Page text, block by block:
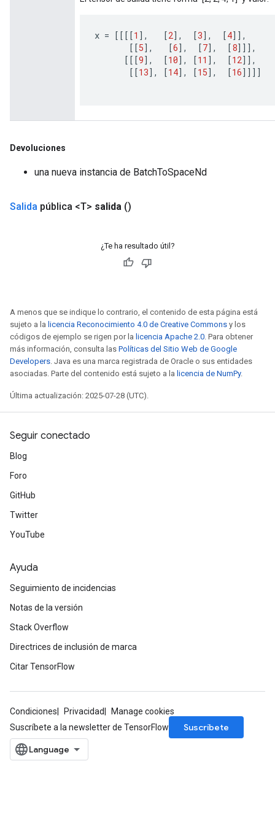
x = [[[[1 ] , [2] , [3] , [4]] ,
[[5] , [6] , [7] , [8]]] ,
[[[9] , [10] , [11 ] , [12]] ,
[[13] , [14] , [15] , [16]]]]
Devoluciones
una nueva instancia de BatchToSpaceNd
Salida pública <T> salida ()
¿Te ha resultado útil?
A menos que se indique lo contrario, el contenido de esta página está
sujeto a la licencia Reconocimiento 4.0 de Creative Commons y los
códigos de ejemplo se rigen por la licencia Apache 2.0. Para obtener
más información, consulta las Políticas del Sitio Web de Google
Developers. Java es una marca registrada de Oracle o sus entidades
asociadas. Parte del contenido está sujeto a la licencia de NumPy.
Última actualización: 2025-07-28 (UTC).
Seguir conectado
Blog
Foro
GitHub
Twitter
YouTube
Ayuda
Seguimiento de incidencias
Notas de la versión
Stack Overflow
Directrices de inclusión de marca
Citar TensorFlow
Condiciones Privacidad
Manage cookies
Suscríbete a la newsletter de TensorFlow
Suscríbete